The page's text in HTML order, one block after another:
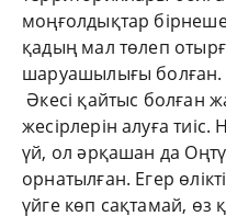
моңғолдықтар
қадың мал төлеп
шаруашылығы болған.
Әкесі қайтыс болған
жесірлерін алуға тиіс.
үй, ол әрқашан да
орнатылған. Егер
үйге көп сақтамай,